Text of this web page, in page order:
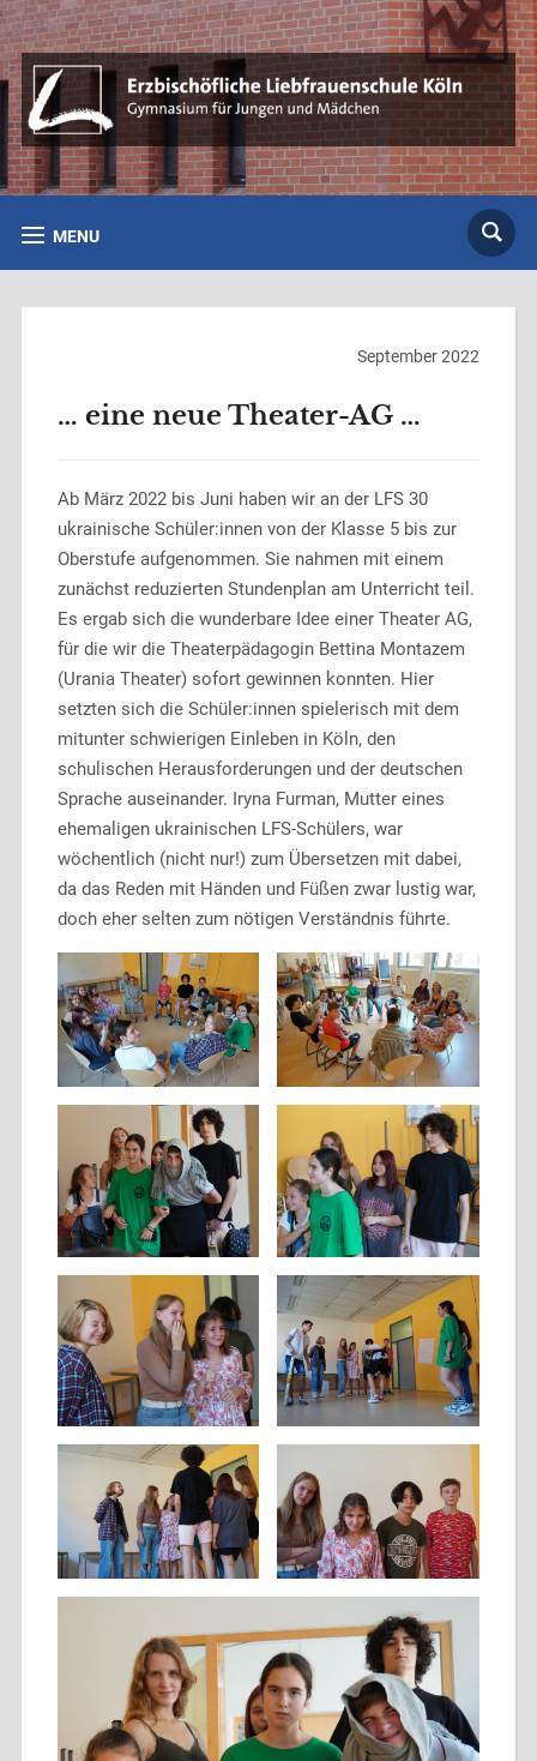
MENU
September 2022
… eine neue Theater-AG …
Ab März 2022 bis Juni haben wir an der LFS 30
ukrainische Schüler:innen von der Klasse 5 bis zur
Oberstufe aufgenommen. Sie nahmen mit einem
zunächst reduzierten Stundenplan am Unterricht teil.
Es ergab sich die wunderbare Idee einer Theater AG,
für die wir die Theaterpädagogin Bettina Montazem
(Urania Theater) sofort gewinnen konnten. Hier
setzten sich die Schüler:innen spielerisch mit dem
mitunter schwierigen Einleben in Köln, den
schulischen Herausforderungen und der deutschen
Sprache auseinander. Iryna Furman, Mutter eines
ehemaligen ukrainischen LFS-Schülers, war
wöchentlich (nicht nur!) zum Übersetzen mit dabei,
da das Reden mit Händen und Füßen zwar lustig war,
doch eher selten zum nötigen Verständnis führte.